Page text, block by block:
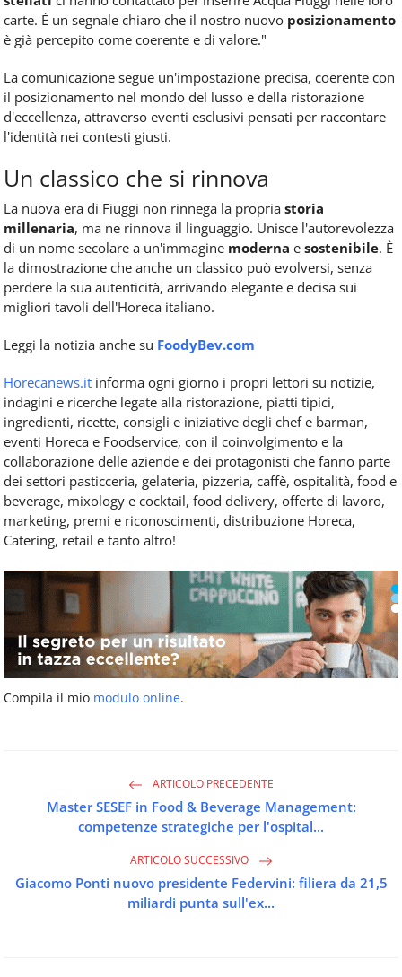
carte. È un segnale chiaro che il nostro nuovo posizionamento
è già percepito come coerente e di valore."
La comunicazione segue un'impostazione precisa, coerente con
il posizionamento nel mondo del lusso e della ristorazione
d'eccellenza, attraverso eventi esclusivi pensati per raccontare
l'identità nei contesti giusti.
Un classico che si rinnova
La nuova era di Fiuggi non rinnega la propria storia
millenaria, ma ne rinnova il linguaggio. Unisce l'autorevolezza
di un nome secolare a un'immagine moderna e sostenibile. È
la dimostrazione che anche un classico può evolversi, senza
perdere la sua autenticità, arrivando elegante e decisa sui
migliori tavoli dell'Horeca italiano.
Leggi la notizia anche su FoodyBev.com
Horecanews.it informa ogni giorno i propri lettori su notizie,
indagini e ricerche legate alla ristorazione, piatti tipici,
ingredienti, ricette, consigli e iniziative degli chef e barman,
eventi Horeca e Foodservice, con il coinvolgimento e la
collaborazione delle aziende e dei protagonisti che fanno parte
dei settori pasticceria, gelateria, pizzeria, caffè, ospitalità, food e
beverage, mixology e cocktail, food delivery, offerte di lavoro,
marketing, premi e riconoscimenti, distribuzione Horeca,
Catering, retail e tanto altro!
Compila il mio modulo online.
ARTICOLO PRECEDENTE
Master SESEF in Food & Beverage Management:
competenze strategiche per l'ospital...
ARTICOLO SUCCESSIVO
Giacomo Ponti nuovo presidente Federvini: filiera da 21,5
miliardi punta sull'ex...